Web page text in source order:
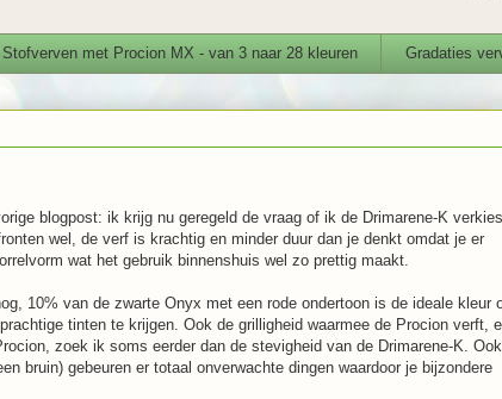
Stofverven met Procion MX - van 3 naar 28 kleuren Gradaties
blogpost: ik krijg nu geregeld de vraag of ik de Drimarene-K verkies
wel, de verf is krachtig en minder duur dan je denkt omdat je er
wat het gebruik binnenshuis wel zo prettig maakt.
10% van de zwarte Onyx met een rode ondertoon is de ideale kleur
tinten te krijgen. Ook de grilligheid waarmee de Procion verft,
zoek ik soms eerder dan de stevigheid van de Drimarene-K.
bruin) gebeuren er totaal onverwachte dingen waardoor je bijzondere